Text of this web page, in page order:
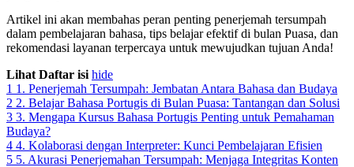
Artikel ini akan membahas peran penting penerjemah tersumpah
dalam pembelajaran bahasa, tips belajar efektif di bulan Puasa, dan
rekomendasi layanan terpercaya untuk mewujudkan tujuan Anda!
Lihat Daftar isi hide
1 1. Penerjemah Tersumpah: Jembatan Antara Bahasa dan Budaya
2 2. Belajar Bahasa Portugis di Bulan Puasa: Tantangan dan Solusi
3 3. Mengapa Kursus Bahasa Portugis Penting untuk Pemahaman
Budaya?
4 4. Kolaborasi dengan Interpreter: Kunci Pembelajaran Efisien
5 5. Akurasi Penerjemahan Tersumpah: Menjaga Integritas Konten